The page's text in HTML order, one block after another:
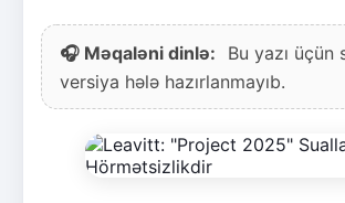
🎧 Məqaləni dinlə:
Bu yazı üçün
versiya hələ hazırlanmayıb.